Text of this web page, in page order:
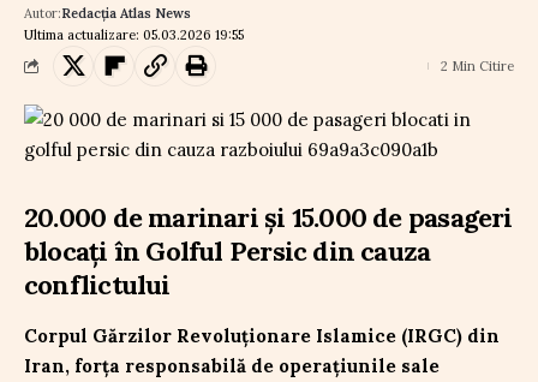
Ultima actualizare: 05.03.2026 19:55
Autor:Redacția Atlas News
2 Min Citire
20.000 de marinari și 15.000 de pasageri
blocați în Golful Persic din cauza
conflictului
Corpul Gărzilor Revoluționare Islamice (IRGC) din
Iran, forța responsabilă de operațiunile sale